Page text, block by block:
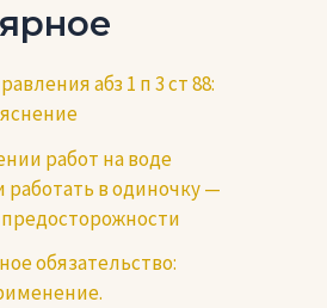
абз 1 п 3 ст 88:
работ на воде
работать в одиночку —
обязательство: